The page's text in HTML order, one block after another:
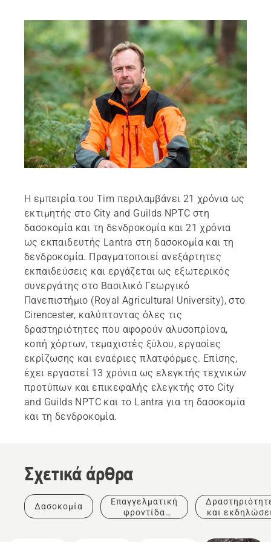
Η εμπειρία του Tim περιλαμβάνει 21 χρόνια ως
εκτιμητής στο City and Guilds NPTC στη
δασοκομία και τη δενδροκομία και 21 χρόνια
ως εκπαιδευτής Lantra στη δασοκομία και τη
δενδροκομία. Πραγματοποιεί ανεξάρτητες
εκπαιδεύσεις και εργάζεται ως εξωτερικός
συνεργάτης στο Βασιλικό Γεωργικό
Πανεπιστήμιο (Royal Agricultural University), στο
Cirencester, καλύπτοντας όλες τις
δραστηριότητες που αφορούν αλυσοπρίονα,
κοπή χόρτων, τεμαχιστές ξύλου, εργασίες
εκρίζωσης και εναέριες πλατφόρμες. Επίσης,
έχει εργαστεί 13 χρόνια ως ελεγκτής τεχνικών
προτύπων και επικεφαλής ελεγκτής στο City
and Guilds NPTC και το Lantra για τη δασοκομία
και τη δενδροκομία.
Σχετικά άρθρα
Δασοκομία
Επαγγελματική
φροντίδα
και
προστασίας
της
Husqvarna: